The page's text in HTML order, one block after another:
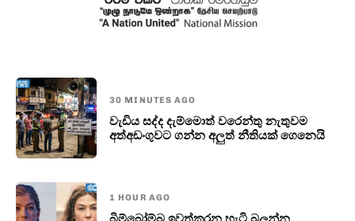
30 MINUTES AGO
වැඩිය සද්ද දැම්මොත් වරෙන්තු නැතුවම
අත්අඩංගුවට ගන්න අලුත් නීතියක් ගෙනෙයි
1 HOUR AGO